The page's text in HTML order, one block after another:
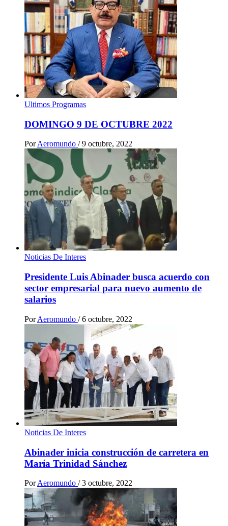
Ultimos Programas
DOMINGO 9 DE OCTUBRE 2022
Por Aeromundo / 9 octubre, 2022
Noticias De Interes
Presidente Luis Abinader busca acuerdo con
sector empresarial para nuevo aumento de
salarios
Por Aeromundo / 6 octubre, 2022
Noticias De Interes
Abinader inicia construcción de carretera en
María Trinidad Sánchez
Por Aeromundo / 3 octubre, 2022